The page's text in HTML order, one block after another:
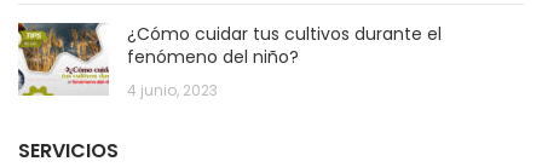
¿Cómo cuidar tus cultivos durante el
fenómeno del niño?
4 junio, 2023
SERVICIOS